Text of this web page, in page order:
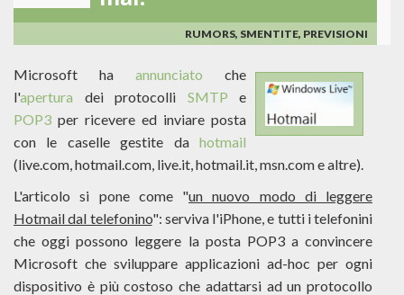
RUMORS, SMENTITE, PREVISIONI
Microsoft ha annunciato che
l'apertura dei protocolli SMTP e
POP3 per ricevere ed inviare posta
con le caselle gestite da hotmail
(live.com, hotmail.com, live.it, hotmail.it, msn.com e altre).
L'articolo si pone come "un nuovo modo di leggere
Hotmail dal telefonino": serviva l'iPhone, e tutti i telefonini
che oggi possono leggere la posta POP3 a convincere
Microsoft che sviluppare applicazioni ad-hoc per ogni
dispositivo è più costoso che adattarsi ad un protocollo